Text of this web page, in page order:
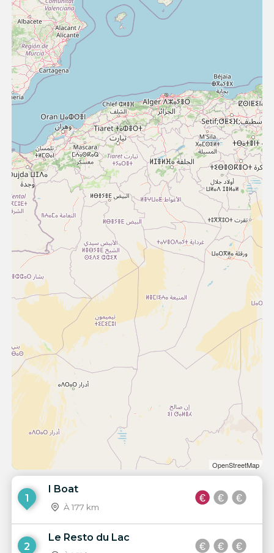
OpenStreetMap
1
I Boat
À 177 km
2
Le Resto du Lac